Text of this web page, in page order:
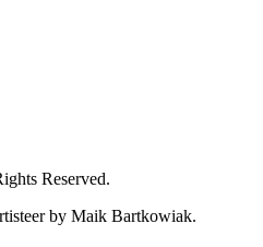
Reserved.
by Maik Bartkowiak.